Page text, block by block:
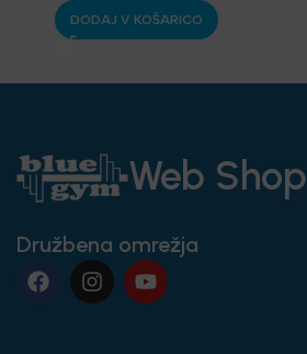
oprema
DODAJ V KOŠARICO
Web Shop
Družbena omrežja